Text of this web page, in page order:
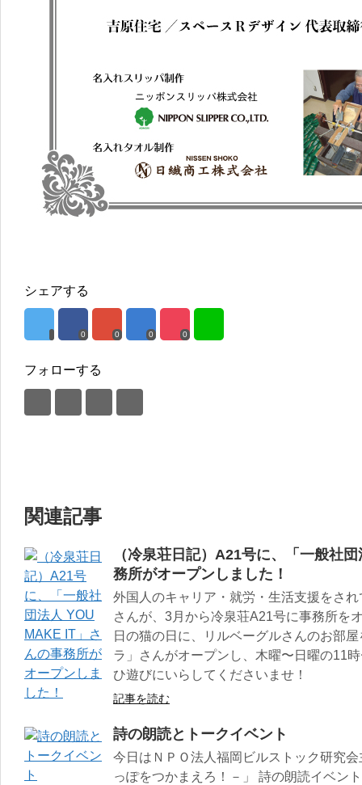
シェアする
0 0 0 0
フォローする
関連記事
（冷泉荘日記）A21号に、「一般社
務所がオープンしました！
外国人のキャリア・就労・生活支援をさ
さんが、3月から冷泉荘A21号に事務所を
日の猫の日に、リルベーグルさんのお部
ラ」さんがオープンし、木曜〜日曜の11
ひ遊びにいらしてくださいませ！
記事を読む
詩の朗読とトークイベント
今日はＮＰＯ法人福岡ビルストック研究
っぽをつかまえろ！－」 詩の朗読イベン